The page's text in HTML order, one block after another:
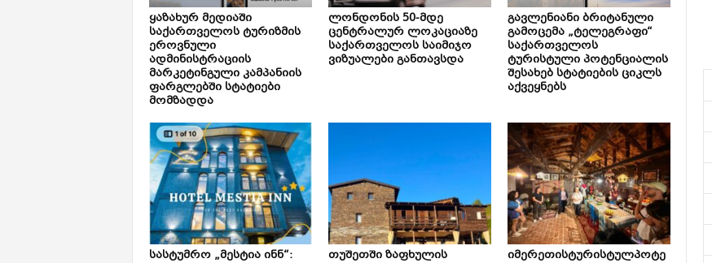
ყაზახურ მედიაში
საქართველოს ტურიზმის
ეროვნული
ადმინისტრაციის
მარკეტინგული კამპანიის
ფარგლებში სტატიები
მომზადდა
ლონდონის 50-მდე
ცენტრალურ ლოკაციაზე
საქართველოს საიმიჯო
ვიზუალები განთავსდა
გავლენიანი ბრიტანული
გამოცემა „ტელეგრაფი“
საქართველოს
ტურისტული პოტენციალის
შესახებ სტატიების ციკლს
აქვეყნებს
სასტუმრო „მესტია ინნ“:
თუშეთში ზაფხულის
იმერეთისტურისტულპოტე